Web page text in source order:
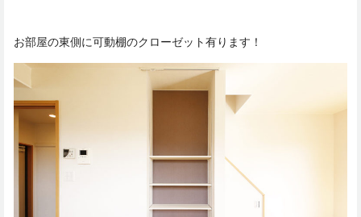
お部屋の東側に可動棚のクローゼット有ります！